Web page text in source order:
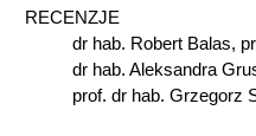
RECENZJE
dr hab. Robert Balas,
dr hab. Aleksandra
prof. dr hab. Grzegorz